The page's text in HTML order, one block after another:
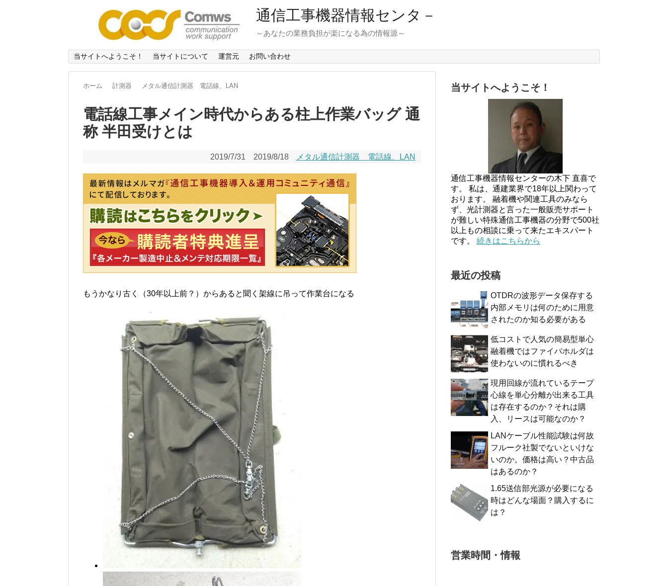
通信工事機器情報センタ－
～あなたの業務負担が楽になる為の情報源～
当サイトへようこそ！ 当サイトについて 運営元 お問い合わせ
ホーム 計測器 メタル通信計測器 電話線、LAN
電話線工事メイン時代からある柱上作業バッグ 通
称 半田受けとは
2019/7/31 2019/8/18 メタル通信計測器 電話線、LAN
もうかなり古く（30年以上前？）からあると聞く架線に吊って作業台になる
当サイトへようこそ！
通信工事機器情報センターの木下 直喜で
す。 私は、通建業界で18年以上関わって
おります。 融着機や関連工具のみなら
ず、光計測器と言った一般販売サポート
が難しい特殊通信工事機器の分野で500社
以上もの相談に乗って来たエキスパート
です。 続きはこちらから
最近の投稿
OTDRの波形データ保存する
内部メモリは何のために用意
されたのか知る必要がある
低コストで人気の簡易型単心
融着機ではファイバホルダは
使わないのに慣れるべき
現用回線が流れているテープ
心線を単心分離が出来る工具
は存在するのか？それは購
入、リースは可能なのか？
LANケーブル性能試験は何故
フルーク社製でないといけな
いのか。価格は高い？中古品
はあるのか？
1.65送信部光源が必要になる
時はどんな場面？購入するに
は？
営業時間・情報